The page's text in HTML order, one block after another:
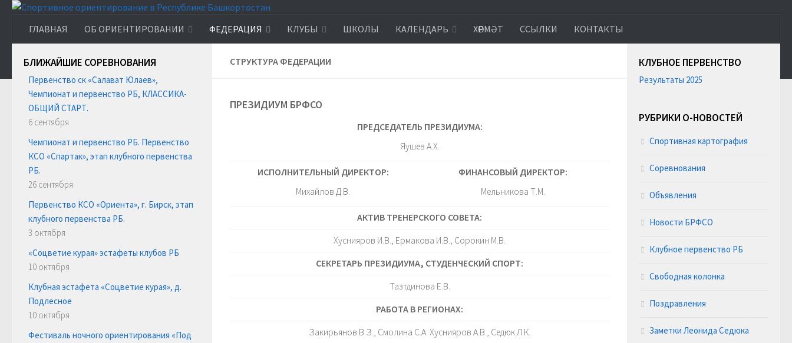
ГЛАВНАЯ ОБ ОРИЕНТИРОВАНИИ ФЕДЕРАЦИЯ КЛУБЫ ШКОЛЫ КАЛЕНДАРЬ ХӨРМӘТ ССЫЛКИ КОНТАКТЫ
СТРУКТУРА ФЕДЕРАЦИИ
ПРЕЗИДИУМ БРФСО
ПРЕДСЕДАТЕЛЬ ПРЕЗИДИУМА:
Яушев А.Х.
ИСПОЛНИТЕЛЬНЫЙ ДИРЕКТОР:
Михайлов Д.В.
ФИНАНСОВЫЙ ДИРЕКТОР:
Мельникова Т.М.
АКТИВ ТРЕНЕРСКОГО СОВЕТА:
Хуснияров И.В., Ермакова И.В., Сорокин М.В.
СЕКРЕТАРЬ ПРЕЗИДИУМА, СТУДЕНЧЕСКИЙ СПОРТ:
Тазтдинова Е.В.
РАБОТА В РЕГИОНАХ:
Закирьянов В.З., Смолина С.А. Хуснияров А.В., Седюк Л.К.
БЛИЖАЙШИЕ СОРЕВНОВАНИЯ
Первенство ск «Салават Юлаев»,
Чемпионат и первенство РБ, КЛАССИКА-
ОБЩИЙ СТАРТ.
6 сентября
Чемпионат и первенство РБ. Первенство
КСО «Спартак», этап клубного первенства
РБ.
26 сентября
Первенство КСО «Ориента», г. Бирск, этап
клубного первенства РБ.
3 октября
«Соцветие курая» эстафеты клубов РБ
10 октября
Клубная эстафета «Соцветие курая», д.
Подлесное
10 октября
Фестиваль ночного ориентирования «Под
КЛУБНОЕ ПЕРВЕНСТВО
Результаты 2025
РУБРИКИ О-НОВОСТЕЙ
Спортивная картография
Соревнования
Объявления
Новости БРФСО
Клубное первенство РБ
Свободная колонка
Поздравления
Заметки Леонида Седюка